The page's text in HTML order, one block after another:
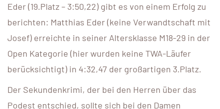
Eder (19.Platz – 3:50,22) gibt es von einem Erfolg zu
berichten: Matthias Eder (keine Verwandtschaft mit
Josef) erreichte in seiner Altersklasse M18-29 in der
Open Kategorie (hier wurden keine TWA-Läufer
berücksichtigt) in 4:32,47 der großartigen 3.Platz.
Der Sekundenkrimi, der bei den Herren über das
Podest entschied, sollte sich bei den Damen